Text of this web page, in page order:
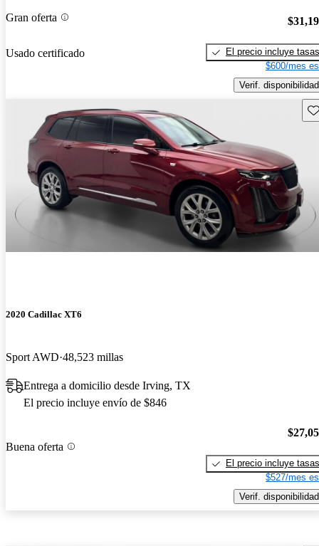
Gran oferta
Usado certificado
El precio incluye tasas
$600/mes
Verif. disponibilidad
2020 Cadillac XT6
Sport AWD 48,523 millas
Entrega a domicilio desde Irving, TX
El precio incluye envío de $846
Buena oferta
El precio incluye tasas
$527/mes
Verif. disponibilidad